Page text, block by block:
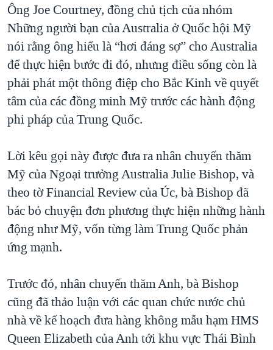
Ông Joe Courtney, đồng chủ tịch của nhóm
Những người bạn của Australia ở Quốc hội Mỹ
nói rằng ông hiểu là “hơi đáng sợ” cho Australia
để thực hiện bước đi đó, nhưng điều sống còn là
phải phát một thông điệp cho Bắc Kinh về quyết
tâm của các đồng minh Mỹ trước các hành động
phi pháp của Trung Quốc.
Lời kêu gọi này được đưa ra nhân chuyến thăm
Mỹ của Ngoại trưởng Australia Julie Bishop, và
theo tờ Financial Review của Úc, bà Bishop đã
bác bỏ chuyện đơn phương thực hiện những hành
động như Mỹ, vốn từng làm Trung Quốc phản
ứng mạnh.
Trước đó, nhân chuyến thăm Anh, bà Bishop
cũng đã thảo luận với các quan chức nước chủ
nhà về kế hoạch đưa hàng không mẫu hạm HMS
Queen Elizabeth của Anh tới khu vực Thái Bình